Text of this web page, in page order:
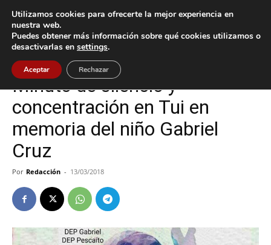
Inicio Sucesos
Sucesos Tui
Minuto de silencio y
concentración en Tui en
memoria del niño Gabriel
Cruz
Por Redacción - 13/03/2018
Utilizamos cookies para ofrecerte la mejor experiencia en
nuestra web.
Puedes obtener más información sobre qué cookies utilizamos o
desactivarlas en settings.
Aceptar Rechazar